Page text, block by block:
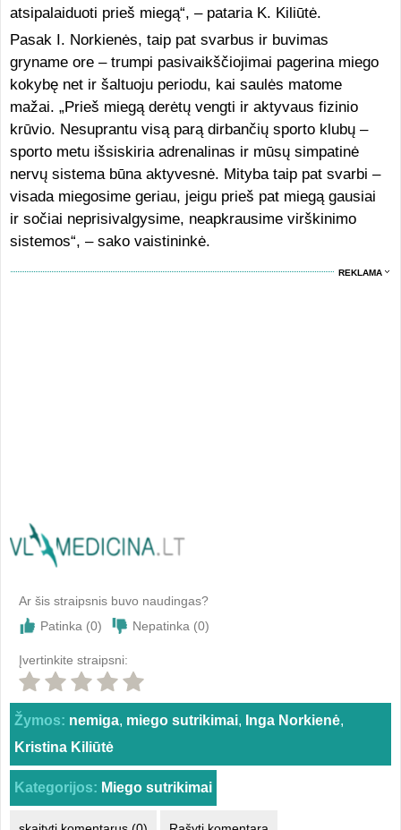
atsipalaiduoti prieš miegą“, – pataria K. Kiliūtė.
Pasak I. Norkienės, taip pat svarbus ir buvimas
gryname ore – trumpi pasivaikščiojimai pagerina miego
kokybę net ir šaltuoju periodu, kai saulės matome
mažai. „Prieš miegą derėtų vengti ir aktyvaus fizinio
krūvio. Nesuprantu visą parą dirbančių sporto klubų –
sporto metu išsiskiria adrenalinas ir mūsų simpatinė
nervų sistema būna aktyvesnė. Mityba taip pat svarbi –
visada miegosime geriau, jeigu prieš pat miegą gausiai
ir sočiai neprisivalgysime, neapkrausime virškinimo
sistemos“, – sako vaistininkė.
REKLAMA
Ar šis straipsnis buvo naudingas?
Patinka (0) Nepatinka (0)
Įvertinkite straipsni:
Žymos: nemiga, miego sutrikimai, Inga Norkienė,
Kristina Kiliūtė
Kategorijos: Miego sutrikimai